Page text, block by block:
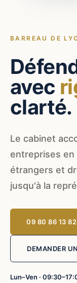
BARREAU DE
avec
clarté.
Le cabinet
entreprises
étrangers et
jusqu'à la
09 80 86 13 82
DEMANDER
Lun–Ven ·